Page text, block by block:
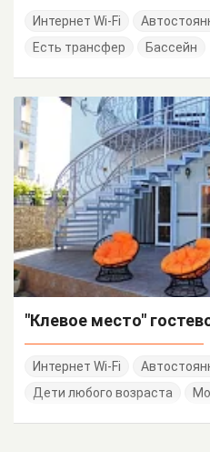
Интернет Wi-Fi
Есть трансфер
Бассейн
"Клевое место"
Интернет Wi-Fi
Дети любого возраста